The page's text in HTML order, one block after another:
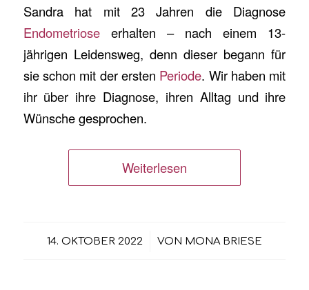
Sandra hat mit 23 Jahren die Diagnose
Endometrioseerhalten – nach einem 13-
jährigen Leidensweg, denn dieser begann für
sie schon mit der ersten Periode. Wir haben mit
ihr über ihre Diagnose, ihren Alltag und ihre
Wünsche gesprochen.
Weiterlesen
14. OKTOBER 2022
/ VON MONA BRIESE